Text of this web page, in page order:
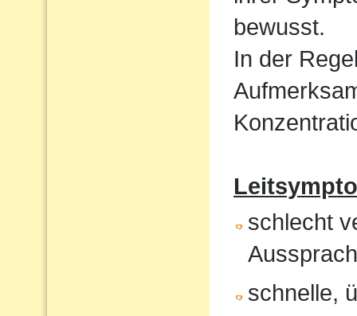
bewusst.
In der
schlecht
schnelle,